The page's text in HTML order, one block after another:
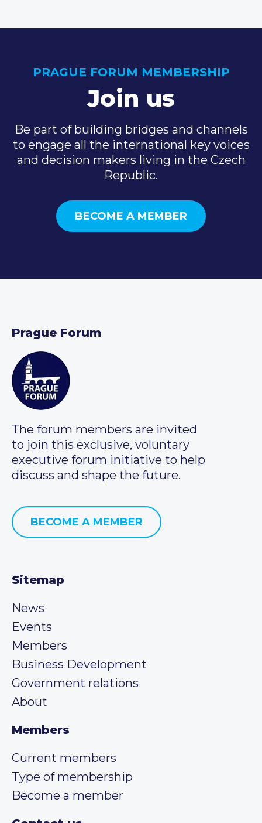
PRAGUE FORUM MEMBERSHIP
Join us
Be part of building bridges and channels
to engage all the international key voices
and decision makers living in the Czech
Republic.
BECOME A MEMBER
Prague Forum
The forum members are invited
to join this exclusive, voluntary
executive forum initiative to help
discuss and shape the future.
BECOME A MEMBER
Sitemap
News
Events
Members
Business Development
Government relations
About
Members
Current members
Type of membership
Become a member